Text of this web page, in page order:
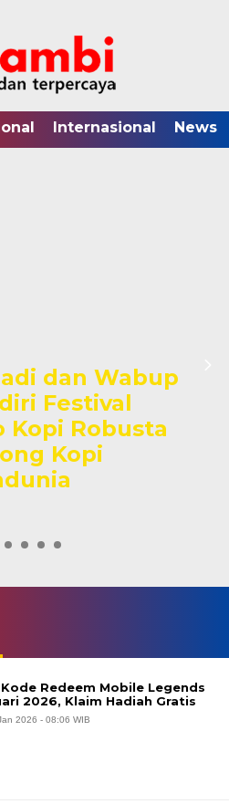
Internasional News
dan Wabup
Festival
Kopi Robusta
Kopi
Redeem Mobile Legends
2026, Klaim Hadiah Gratis
2026 - 08:06 WIB